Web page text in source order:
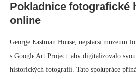
Pokladnice fotografické
online
George Eastman House, nejstarší muzeum
s Google Art Project, aby digitalizovalo
historických fotografií. Tato spolupráce